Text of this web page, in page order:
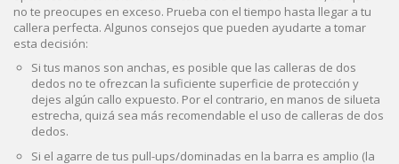
no te preocupes en exceso. Prueba con el tiempo hasta llegar a tu
callera perfecta. Algunos consejos que pueden ayudarte a tomar
esta decisión:
Si tus manos son anchas, es posible que las calleras de dos
dedos no te ofrezcan la suficiente superficie de protección y
dejes algún callo expuesto. Por el contrario, en manos de silueta
estrecha, quizá sea más recomendable el uso de calleras de dos
dedos.
Si el agarre de tus pull-ups/dominadas en la barra es amplio (la